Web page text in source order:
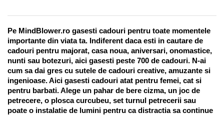
Pe MindBlower.ro gasesti cadouri pentru toate momentele
importante din viata ta. Indiferent daca esti in cautare de
cadouri pentru majorat, casa noua, aniversari, onomastice,
nunti sau botezuri, aici gasesti peste 700 de cadouri. N-ai
cum sa dai gres cu sutele de cadouri creative, amuzante si
ingenioase. Aici gasesti cadouri atat pentru femei, cat si
pentru barbati. Alege un pahar de bere cizma, un joc de
petrecere, o plosca curcubeu, set turnul petrecerii sau
poate o instalatie de lumini pentru ca distractia sa continue